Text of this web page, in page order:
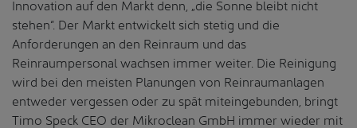
Innovation auf den Markt denn, „die Sonne bleibt nicht
stehen“. Der Markt entwickelt sich stetig und die
Anforderungen an den Reinraum und das
Reinraumpersonal wachsen immer weiter. Die Reinigung
wird bei den meisten Planungen von Reinraumanlagen
entweder vergessen oder zu spät miteingebunden, bringt
Timo Speck CEO der Mikroclean GmbH immer wieder mit